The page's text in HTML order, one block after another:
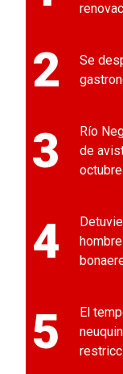
2
Se
3
Río
de
octubre
4
5
El